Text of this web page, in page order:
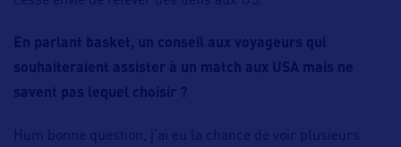
En parlant basket, un conseil aux voyageurs qui
souhaiteraient assister à un match aux USA mais ne
savent pas lequel choisir ?
Hum bonne question, j’ai eu la chance de voir plusieurs